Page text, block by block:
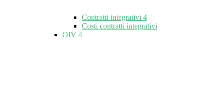
Contratti integrativi 4
Costi contratti integrativi
OIV 4